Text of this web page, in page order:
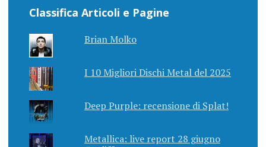
Classifica Articoli e Pagine
Brian Molko
I 10 Migliori Dischi Metal del 2025
Deep Purple: recensione di Splat!
Metallica: live report 28 giugno